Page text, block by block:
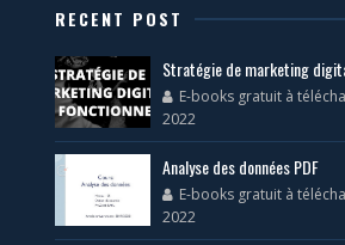
RECENT POST
Stratégie de marketing
E-books gratuit à
2022
Analyse des données PDF
E-books gratuit à
2022